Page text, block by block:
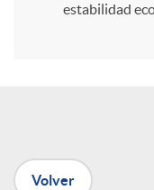
n
estabilidad
Volver